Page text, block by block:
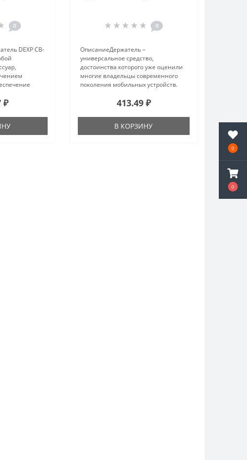
0
0
0
DEXP CB-
без..
₽
0
ОписаниеДержатель –
универсальное средство,
достоинства которого уже оценили
многие владельцы современного
поколения мобильных устройств.
незаменимым помощником в
использовать мобильный телефон ..
413.49 ₽
В КОРЗИНУ